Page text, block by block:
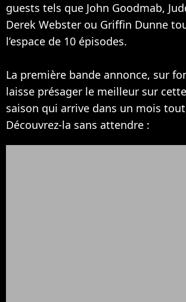
guests tels que John Goodmab,
Derek Webster ou Griffin Dunne
l’espace de 10 épisodes.
La première bande annonce, sur
laisse présager le meilleur sur
saison qui arrive dans un mois
Découvrez-la sans attendre :